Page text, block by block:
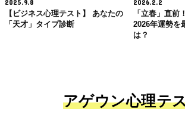
2025.9.8
【ビジネス心理テスト】 あなたの
「天才」タイプ診断
2026.2.2
「立春」直前
2026年運勢を
は？
アゲウン心理テ